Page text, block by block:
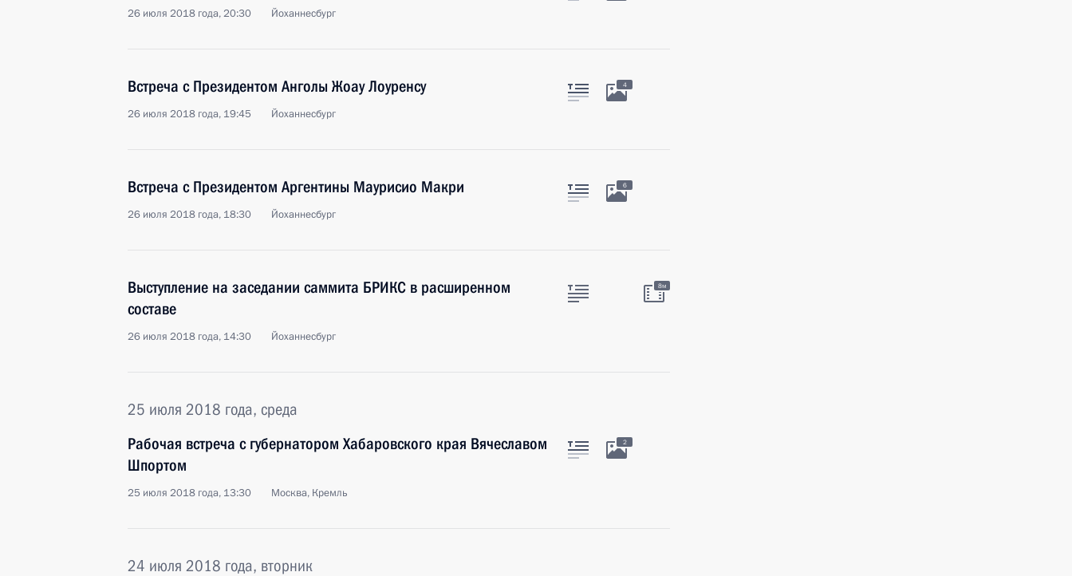
26 июля 2018 года, 20:30 Йоханнесбург
Встреча с Президентом Анголы Жоау Лоуренсу
26 июля 2018 года, 19:45 Йоханнесбург
4
Встреча с Президентом Аргентины Маурисио Макри
26 июля 2018 года, 18:30 Йоханнесбург
6
Выступление на заседании саммита БРИКС в расширенном
составе
26 июля 2018 года, 14:30 Йоханнесбург
8м
25 июля 2018 года, среда
Рабочая встреча с губернатором Хабаровского края Вячеславом
Шпортом
25 июля 2018 года, 13:30 Москва, Кремль
2
24 июля 2018 года, вторник